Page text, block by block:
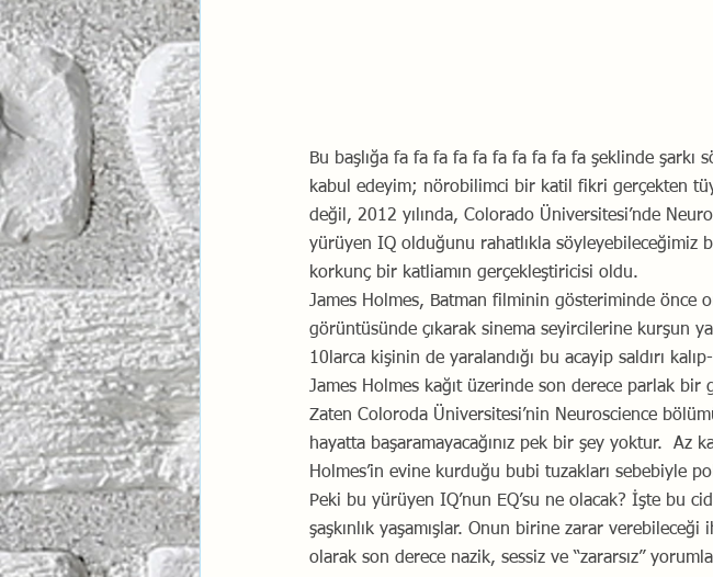
Bu başlığa fa fa fa fa fa fa fa fa fa fa şeklinde şarkı
kabul edeyim; nörobilimci bir katil fikri gerçekten
değil, 2012 yılında, Colorado Üniversitesi’nde
yürüyen IQ olduğunu rahatlıkla söyleyebileceğimiz
korkunç bir katliamın gerçekleştiricisi oldu.
James Holmes, Batman filminin gösteriminde önce
görüntüsünde çıkarak sinema seyircilerine kurşun
10larca kişinin de yaralandığı bu acayip saldırı kalıp-
James Holmes kağıt üzerinde son derece parlak
Zaten Coloroda Üniversitesi’nin Neuroscience
hayatta başaramayacağınız pek bir şey yoktur.  Az
Holmes’in evine kurduğu bubi tuzakları sebebiyle
Peki bu yürüyen IQ’nun EQ’su ne olacak? İşte bu
şaşkınlık yaşamışlar. Onun birine zarar
olarak son derece nazik, sessiz ve “zararsız”